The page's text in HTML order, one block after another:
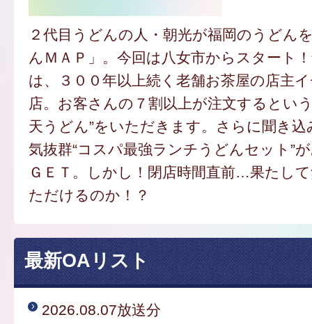
２代目うどんの人・朝光が福岡のうどん
んＭＡＰ」。今回は八女市からスタート
は、３００年以上続く老舗お茶屋の店主
店。お客さんの７割以上が注文するとい
天うどん”をいただきます。さらに聞き
気抜群“コスパ最強ランチうどんセット”
ＧＥＴ。しかし！閉店時間直前…果たし
ただけるのか！？
最新OAリスト
2026.08.07放送分